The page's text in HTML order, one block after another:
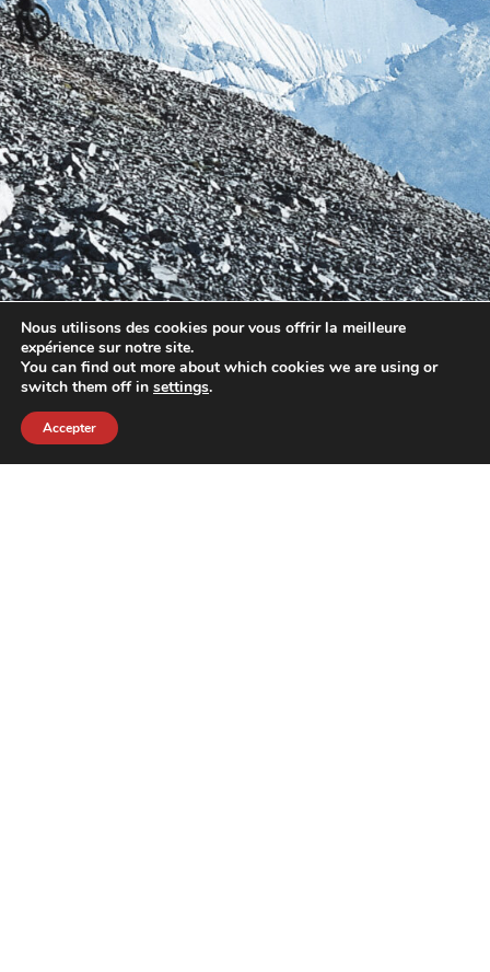
Nous utilisons des cookies pour vous offrir la meilleure
expérience sur notre site.
You can find out more about which cookies we are using or
switch them off in settings.
Accepter